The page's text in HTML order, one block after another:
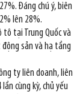
Đáng chú ý, biên
lên 28%.
tô tại Trung Quốc và
sản và hạ tầng
ty liên doanh, liên
cùng kỳ, chủ yếu